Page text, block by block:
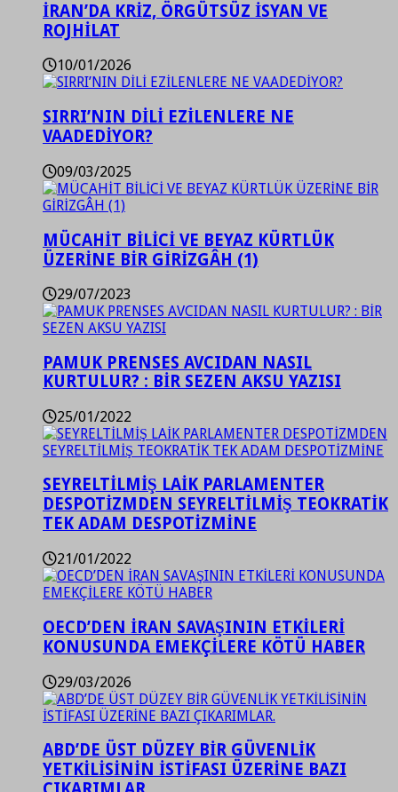
İRAN’DA KRİZ, ÖRGÜTSÜZ İSYAN VE
ROJHİLAT
10/01/2026
SIRRI’NIN DİLİ EZİLENLERE NE
VAADEDİYOR?
09/03/2025
MÜCAHİT BİLİCİ VE BEYAZ KÜRTLÜK
ÜZERİNE BİR GİRİZGÂH (1)
29/07/2023
PAMUK PRENSES AVCIDAN NASIL
KURTULUR? : BİR SEZEN AKSU YAZISI
25/01/2022
SEYRELTİLMİŞ LAİK PARLAMENTER
DESPOTİZMDEN SEYRELTİLMİŞ TEOKRATİK
TEK ADAM DESPOTİZMİNE
21/01/2022
OECD’DEN İRAN SAVAŞININ ETKİLERİ
KONUSUNDA EMEKÇİLERE KÖTÜ HABER
29/03/2026
ABD’DE ÜST DÜZEY BİR GÜVENLİK
YETKİLİSİNİN İSTİFASI ÜZERİNE BAZI